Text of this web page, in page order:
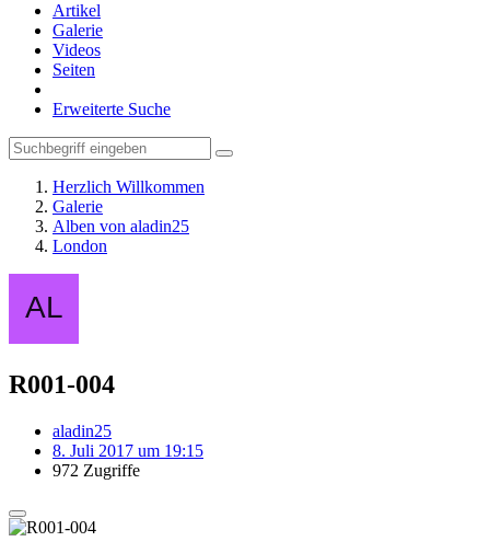
Artikel
Galerie
Videos
Seiten
Erweiterte Suche
Herzlich Willkommen
Galerie
Alben von aladin25
London
R001-004
aladin25
8. Juli 2017 um 19:15
972 Zugriffe